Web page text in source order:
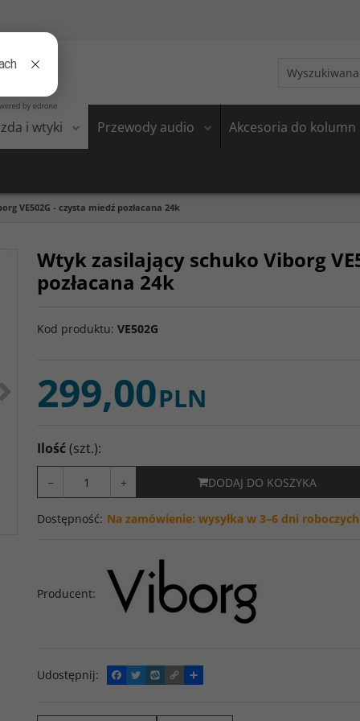
i wtyki Przewody audio Akcesoria do kolumn
VE502G - czysta miedź pozłacana 24k
Wtyk zasilający schuko Viborg
pozłacana 24k
Kod produktu: VE502G
299,00PLN
Ilość(szt.):
− + DODAJ DO KOSZYKA
Dostępność: Na zamówienie: wysyłka w 3–6 dni roboczych
Producent:
Udostępnij:
F
a
e
T
w
t
W
y
o
C
o
y
P
o
z